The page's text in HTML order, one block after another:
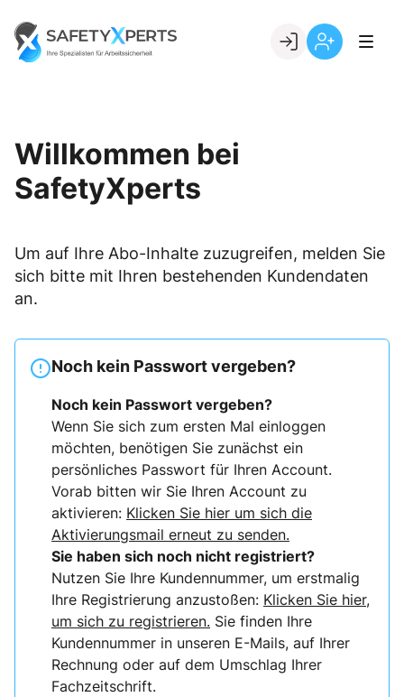
content
Go to landing page.
Willkommen bei
SafetyXperts
Um auf Ihre Abo-Inhalte zuzugreifen, melden Sie
sich bitte mit Ihren bestehenden Kundendaten
an.
Noch kein Passwort vergeben?
Noch kein Passwort vergeben?
Wenn Sie sich zum ersten Mal einloggen
möchten, benötigen Sie zunächst ein
persönliches Passwort für Ihren Account.
Vorab bitten wir Sie Ihren Account zu
aktivieren: Klicken Sie hier um sich die
Aktivierungsmail erneut zu senden.
Sie haben sich noch nicht registriert?
Nutzen Sie Ihre Kundennummer, um erstmalig
Ihre Registrierung anzustoßen: Klicken Sie hier,
um sich zu registrieren. Sie finden Ihre
Kundennummer in unseren E-Mails, auf Ihrer
Rechnung oder auf dem Umschlag Ihrer
Fachzeitschrift.